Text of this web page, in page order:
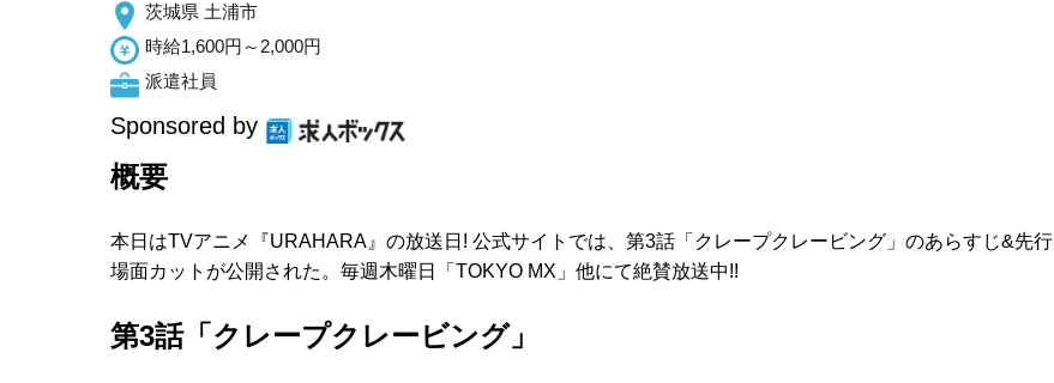
茨城県 土浦市
時給1,600円～2,000円
派遣社員
Sponsored by
概要
本日はTVアニメ『URAHARA』の放送日! 公式サイトでは、第3話「クレープクレービング」のあらすじ&先行
場面カットが公開された。毎週木曜日「TOKYO MX」他にて絶賛放送中!!
第3話「クレープクレービング」